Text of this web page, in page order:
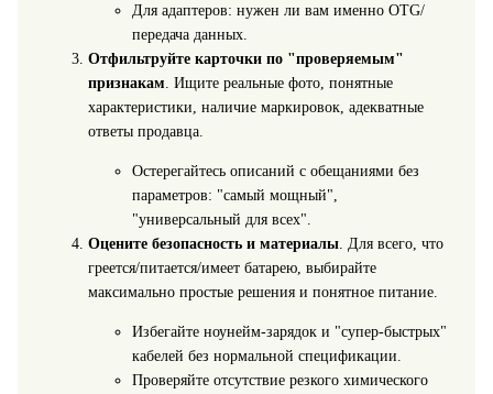
Для адаптеров: нужен ли вам именно OTG/
передача данных.
Отфильтруйте карточки по "проверяемым"
признакам . Ищите реальные фото, понятные
характеристики, наличие маркировок, адекватные
ответы продавца.
Остерегайтесь описаний с обещаниями без
параметров: "самый мощный",
"универсальный для всех".
Оцените безопасность и материалы. Для всего, что
греется/питается/имеет батарею, выбирайте
максимально простые решения и понятное питание.
Избегайте ноунейм-зарядок и "супер-быстрых"
кабелей без нормальной спецификации.
Проверяйте отсутствие резкого химического